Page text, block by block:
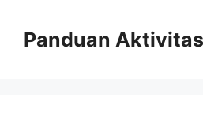
contentPanduan